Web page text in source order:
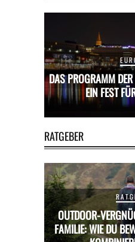
DAS PROGRAMM
EIN FEST
RATGEBER
OUTDOOR-
FAMILIE: WIE DU